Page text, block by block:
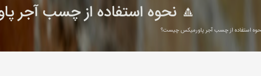
🔼 نحوه استفاده از چسب آجر
استفاده از چسب آجر پاورمیکس چیست؟